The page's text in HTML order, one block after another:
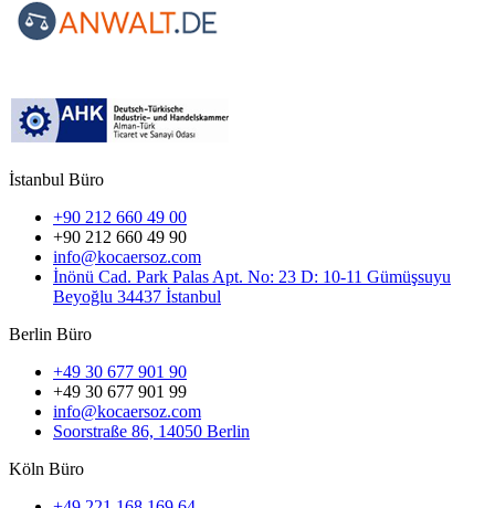
İstanbul Büro
+90 212 660 49 00
+90 212 660 49 90
info@kocaersoz.com
İnönü Cad. Park Palas Apt. No: 23 D: 10-11 Gümüşsuyu
Beyoğlu 34437 İstanbul
Berlin Büro
+49 30 677 901 90
+49 30 677 901 99
info@kocaersoz.com
Soorstraße 86, 14050 Berlin
Köln Büro